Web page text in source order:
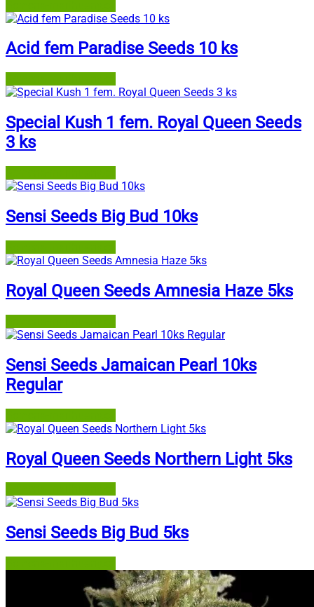
Acid fem Paradise Seeds 10 ks
Special Kush 1 fem. Royal Queen Seeds
3 ks
Sensi Seeds Big Bud 10ks
Royal Queen Seeds Amnesia Haze 5ks
Sensi Seeds Jamaican Pearl 10ks
Regular
Royal Queen Seeds Northern Light 5ks
Sensi Seeds Big Bud 5ks